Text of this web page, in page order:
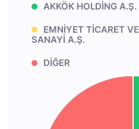
AKKÖK HOLDİNG A.Ş.
EMNİYET TİCARET VE
SANAYİ A.Ş.
DİĞER